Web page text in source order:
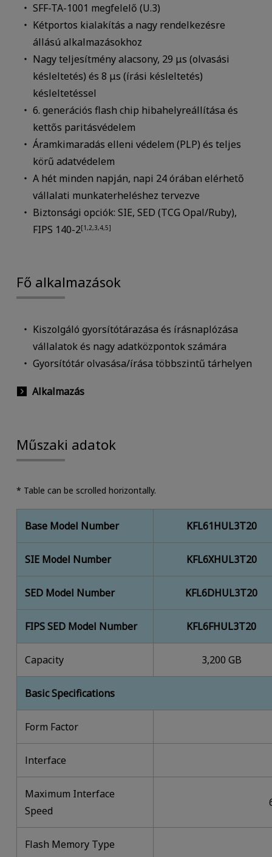
SFF-TA-1001 megfelelő (U.3)
Kétportos kialakítás a nagy rendelkezésre
állású alkalmazásokhoz
Nagy teljesítmény alacsony, 29 μs (olvasási
késleltetés) és 8 μs (írási késleltetés)
késleltetéssel
6. generációs flash chip hibahelyreállítása és
kettős paritásvédelem
Áramkimaradás elleni védelem (PLP) és teljes
körű adatvédelem
A hét minden napján, napi 24 órában elérhető
vállalati munkaterheléshez tervezve
Biztonsági opciók: SIE, SED (TCG Opal/Ruby),
FIPS 140-2[1,2,3,4,5]
Fő alkalmazások
Kiszolgáló gyorsítótárazása és írásnaplózása
vállalatok és nagy adatközpontok számára
Gyorsítótár olvasása/írása többszintű tárhelyen
Alkalmazás
Műszaki adatok
* Table can be scrolled horizontally.
Base Model Number KFL61HUL3T20
SIE Model Number KFL6XHUL3T20
SED Model Number KFL6DHUL3T20
FIPS SED Model Number KFL6FHUL3T20
Capacity 3,200 GB
Basic Specifications
Form Factor
lnterface
Maximum Interface
Speed
Flash Memory Type